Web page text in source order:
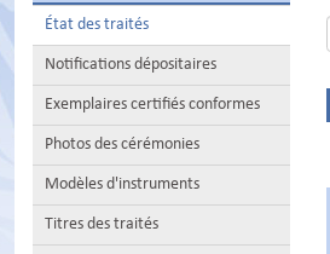
État des traités
Notifications dépositaires
Exemplaires certifiés conformes
Photos des cérémonies
Modèles d'instruments
Titres des traités